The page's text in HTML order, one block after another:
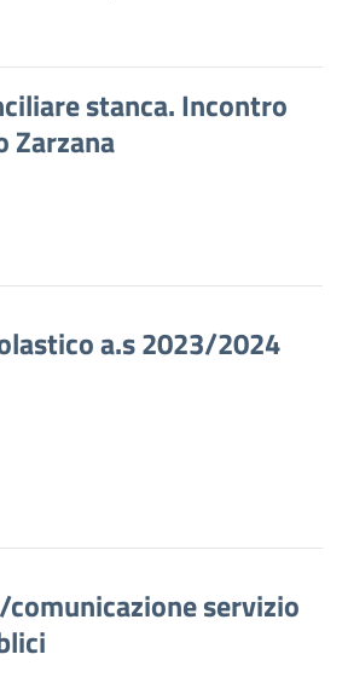
stanca. Incontro
Zarzana
a.s 2023/2024
servizio